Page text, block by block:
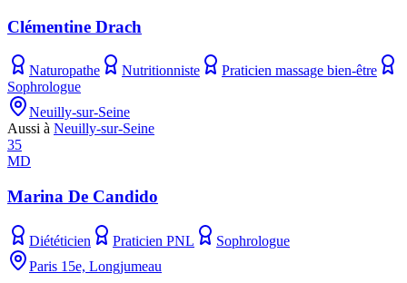
Clémentine Drach
Naturopathe Nutritionniste
Praticien massage bien-être
Sophrologue
Neuilly-sur-Seine
Aussi à Neuilly-sur-Seine
35
MD
Marina De Candido
Diététicien Praticien PNL
Sophrologue
Paris 15e, Longjumeau